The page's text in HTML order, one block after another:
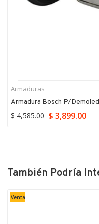
Armaduras
Armadura Bosch P/
$ 4,585.00 $ 3,899.00
También Podría
Venta